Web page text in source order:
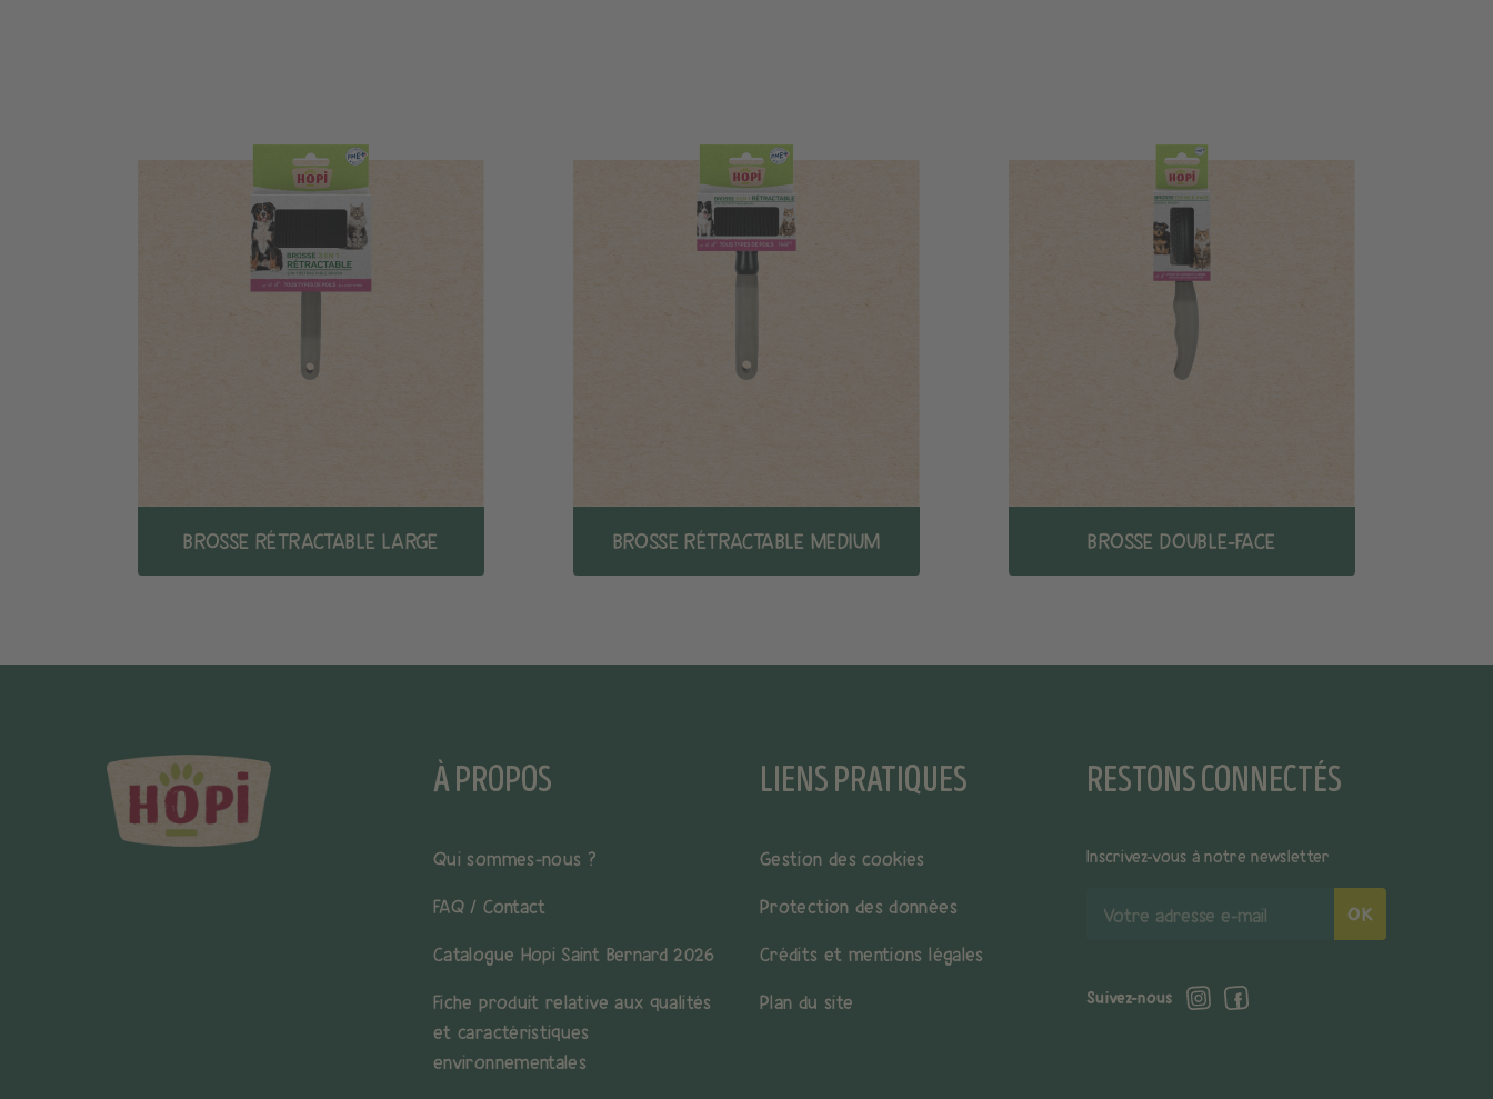
BROSSE RÉTRACTABLE LARGE BROSSE RÉTRACTABLE MEDIUM BROSSE DOUBLE-FACE
À PROPOS
Qui sommes-nous ?
FAQ / Contact
Catalogue Hopi Saint Bernard 2026
Fiche produit relative aux qualités
et caractéristiques
environnementales
LIENS PRATIQUES
Gestion des cookies
Protection des données
Crédits et mentions légales
Plan du site
RESTONS CONNECTÉS
Inscrivez-vous à notre newsletter
adresse
OK
Suivez-nous